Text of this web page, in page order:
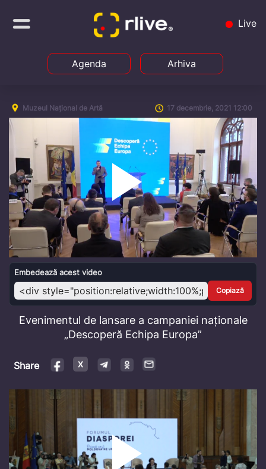
Live
Agenda Arhiva
Muzeul Național de Artă 17 decembrie, 2021 12:00
Play
Video
Embedează acest video
Copiază
Evenimentul de lansare a campaniei naționale
„Descoperă Echipa Europa”
Share